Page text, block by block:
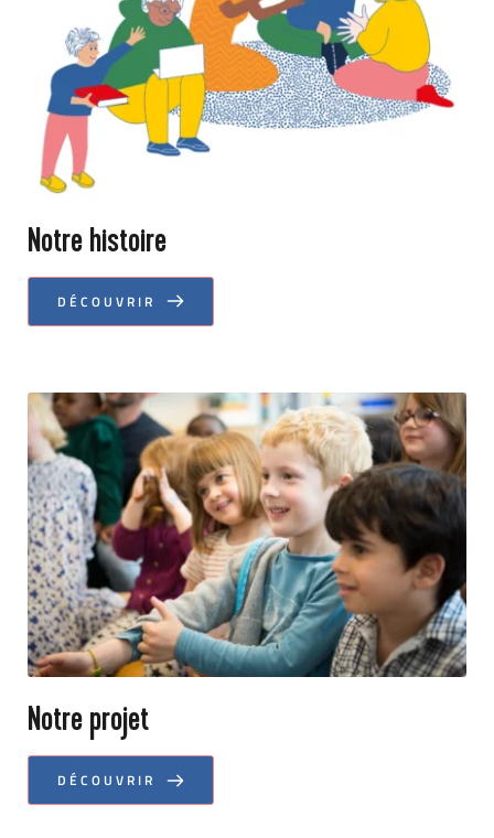
Notre histoire
DÉCOUVRIR
Notre projet
DÉCOUVRIR